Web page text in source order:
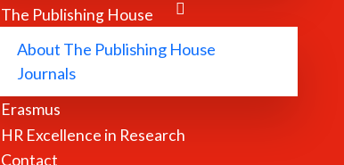
The Publishing House
About The Publishing House
Journals
Erasmus
HR Excellence in Research
Contact